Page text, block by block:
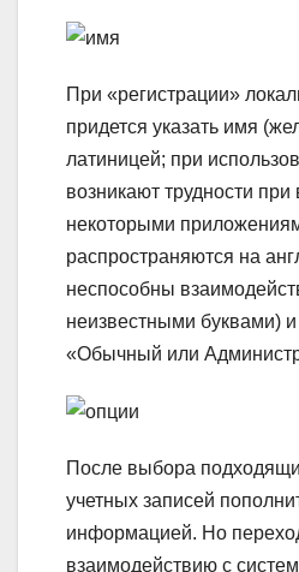
При «регистрации»
придется указать имя
латиницей; при
возникают трудности
некоторыми
распространяются на
неспособны
неизвестными буквами)
«Обычный или
После выбора
учетных записей
информацией. Но
взаимодействию с